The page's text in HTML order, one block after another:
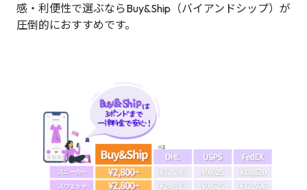
感・利便性で選ぶならBuy&Ship（バイアンドシップ）が
圧倒的におすすめです。